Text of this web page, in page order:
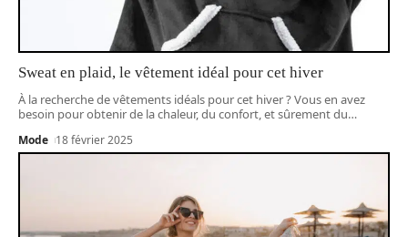
Sweat en plaid, le vêtement idéal pour cet hiver
À la recherche de vêtements idéals pour cet hiver ? Vous en avez
besoin pour obtenir de la chaleur, du confort, et sûrement du…
Mode 18 février 2025